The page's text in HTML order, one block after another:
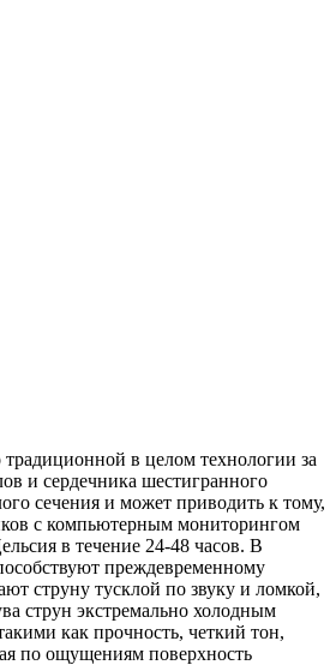
в целом технологии за
и сердечника шестигранного
сечения и может приводить к тому,
с компьютерным мониторингом
в течение 24-48 часов. В
преждевременному
струну тусклой по звуку и ломкой,
струн экстремально холодным
как прочность, четкий тон,
по ощущениям поверхность